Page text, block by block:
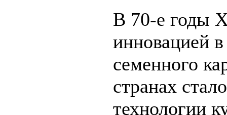
В 70-е годы
инновацией
семенного
странах
технологии